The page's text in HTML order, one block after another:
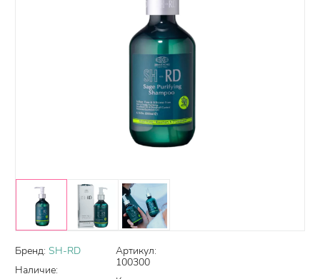
Бренд: SH-RD
Наличие:
Артикул:
100300